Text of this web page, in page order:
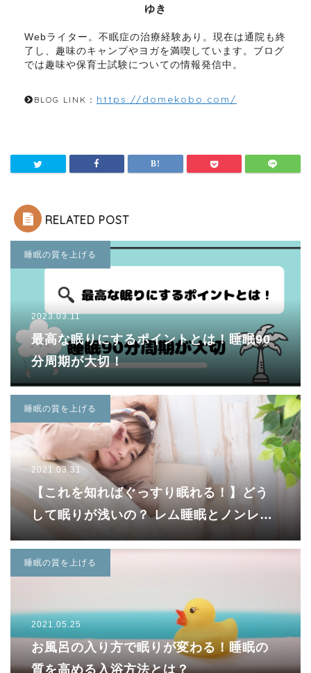
ゆき
Webライター。不眠症の治療経験あり。現在は通院も終
了し、趣味のキャンプやヨガを満喫しています。ブログ
では趣味や保育士試験についての情報発信中。
BLOG LINK： https://domekobo.com/
RELATED POST
睡眠の質を上げる
2023.03.11
最高な眠りにするポイントとは！睡眠90
分周期が大切！
睡眠の質を上げる
2021.03.31
【これを知ればぐっすり眠れる！】どう
して眠りが浅いの？ レム睡眠とノンレム
睡眠について解説！
睡眠の質を上げる
2021.05.25
お風呂の入り方で眠りが変わる！睡眠の
質を高める入浴方法とは？